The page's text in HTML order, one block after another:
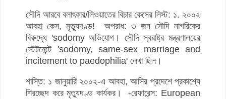
সৌদি আরবে বলাৎকার/লিওয়াতের বিচার কেসের লিস্ট: ১. ২০০২
আবহা কেস, মৃত্যুদণ্ড! অপরাধ: ৩ জন সৌদি নাগরিকের
বিরুদ্ধে 'sodomy অভিযোগ। সৌদি স্বরাষ্ট্র মন্ত্রণালয়ের
স্টেটমেন্টে 'sodomy, same-sex marriage and
incitement to paedophilia' লেখা ছিল।
শাস্তি: ১ জানুয়ারি ২০০২-এ আবহা, আসির প্রদেশে প্রকাশ্যে
শিরচ্ছেদ করে মৃত্যুদণ্ড কার্যকর। -রেফারেন্স: European